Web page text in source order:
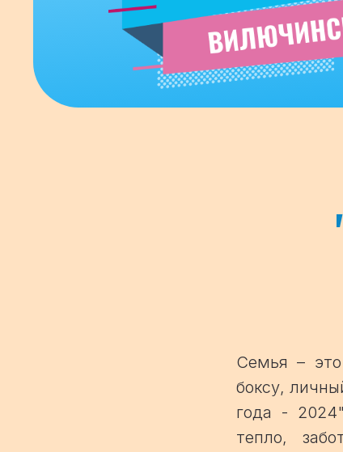
Семья –
боксу,
года -
тепло,